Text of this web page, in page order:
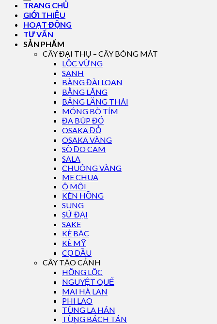
TRANG CHỦ
GIỚI THIỆU
HOẠT ĐỘNG
TƯ VẤN
SẢN PHẨM
CÂY ĐẠI THỤ – CÂY BÓNG MÁT
LỘC VỪNG
SANH
BÀNG ĐÀI LOAN
BẰNG LĂNG
BẰNG LĂNG THÁI
MÓNG BÒ TÍM
ĐA BÚP ĐỎ
OSAKA ĐỎ
OSAKA VÀNG
SÒ ĐO CAM
SALA
CHUÔNG VÀNG
ME CHUA
Ô MÔI
KÈN HỒNG
SUNG
SỨ ĐẠI
SAKE
KÈ BẠC
KÈ MỸ
CỌ DẦU
CÂY TẠO CẢNH
HỒNG LỘC
NGUYỆT QUẾ
MAI HÀ LAN
PHI LAO
TÙNG LA HÁN
TÙNG BÁCH TÁN